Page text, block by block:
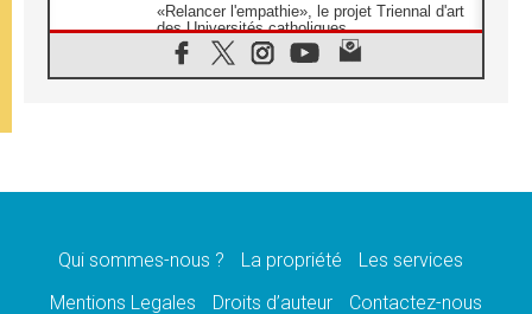
«Relancer l'empathie», le projet Triennal d'art
des Universités catholiques
08.08.2026
Signis 2026, donner la parole aux religieuses
07.08.2026
07.08.2026
de l'Assomption et mémoire nationale
Qui sommes-nous ? La propriété
Les services
Mentions Legales
Droits d’auteur Contactez-nous